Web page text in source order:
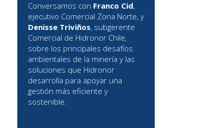
Conversamos con Franco Cid,
ejecutivo Comercial Zona Norte, y
Denisse Triviños, subgerente
Comercial de Hidronor Chile,
sobre los principales desafíos
ambientales de la minería y las
soluciones que Hidronor
desarrolla para apoyar una
gestión más eficiente y
sostenible.